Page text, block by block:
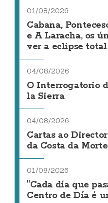
01/08/2026
Cabana,
e A Laracha, os
ver a eclipse
04/08/2026
O Interrogatorio
la Sierra
04/08/2026
Cartas ao
da Costa da
01/08/2026
"Cada día que
Centro de Día é